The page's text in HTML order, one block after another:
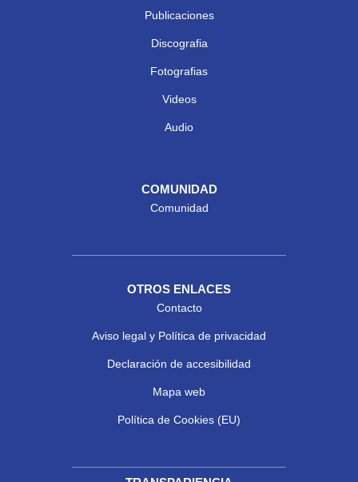
Publicaciones
Discografia
Fotografias
Videos
Audio
COMUNIDAD
Comunidad
OTROS ENLACES
Contacto
Aviso legal y Política de privacidad
Declaración de accesibilidad
Mapa web
Política de Cookies (EU)